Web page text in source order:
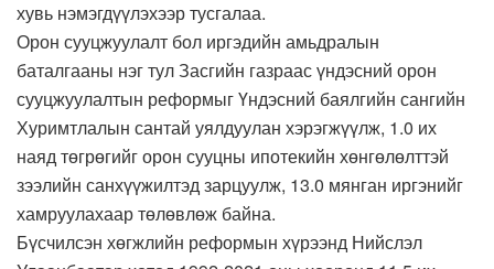
хувь нэмэгдүүлэхээр тусгалаа.
Орон сууцжуулалт бол иргэдийн амьдралын
баталгааны нэг тул Засгийн газраас үндэсний орон
сууцжуулалтын реформыг Үндэсний баялгийн сангийн
Хуримтлалын сантай уялдуулан хэрэгжүүлж, 1.0 их
наяд төгрөгийг орон сууцны ипотекийн хөнгөлөлттэй
зээлийн санхүүжилтэд зарцуулж, 13.0 мянган иргэнийг
хамруулахаар төлөвлөж байна.
Бүсчилсэн хөгжлийн реформын хүрээнд Нийслэл